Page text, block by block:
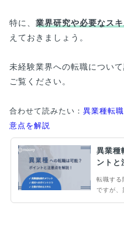
特に、 業界研究や必要なス
えておきましょう。
未経験業界への転職につい
ご覧ください。
合わせて読みたい： 異業種転
意点を解説
異業種
ントと
転職する
ですが、